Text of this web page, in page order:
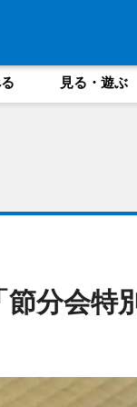
見る・遊ぶ
分会特